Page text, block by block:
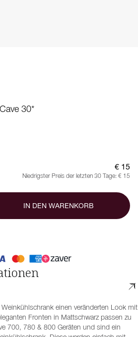
30*
€ 15
Niedrigster Preis der letzten 30 Tage: € 15
IN DEN WARENKORB
Weinkühlschrank einen veränderten Look mit
Fronten in Mattschwarz passen zu
700, 780 & 800 Geräten und sind ein